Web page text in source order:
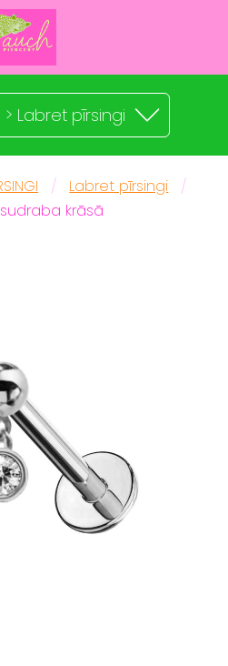
> Labret pīrsingi
Labret pīrsingi
krāsā